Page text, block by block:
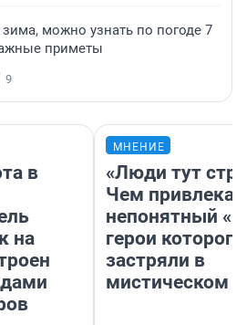
зима, можно узнать по погоде 7
приметы
9
в
на
МНЕНИЕ
«Люди тут
Чем
непонятный
герои которого
застряли в
мистическом